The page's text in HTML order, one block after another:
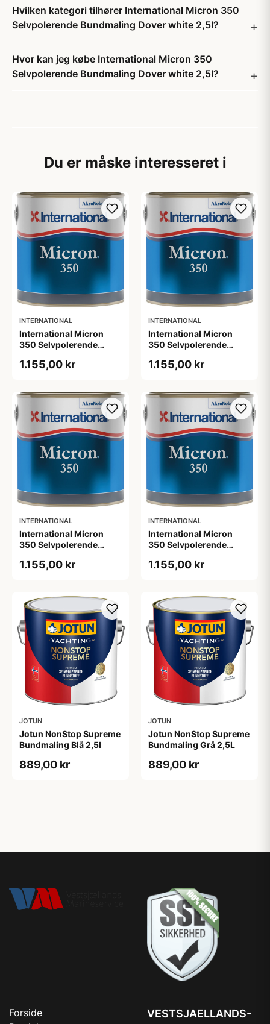
Hvilken kategori tilhører International Micron 350
Selvpolerende Bundmaling Dover white 2,5l?
Hvor kan jeg købe International Micron 350
Selvpolerende Bundmaling Dover white 2,5l?
Du er måske interesseret i
INTERNATIONAL
International Micron
350 Selvpolerende
1.155,00 kr
INTERNATIONAL
International Micron
350 Selvpolerende
1.155,00 kr
INTERNATIONAL
International Micron
350 Selvpolerende
1.155,00 kr
INTERNATIONAL
International Micron
350 Selvpolerende
1.155,00 kr
JOTUN
Jotun NonStop Supreme
Bundmaling Blå 2,5l
889,00 kr
JOTUN
Jotun NonStop Supreme
Bundmaling Grå 2,5L
889,00 kr
Forside
VESTSJAELLANDS-